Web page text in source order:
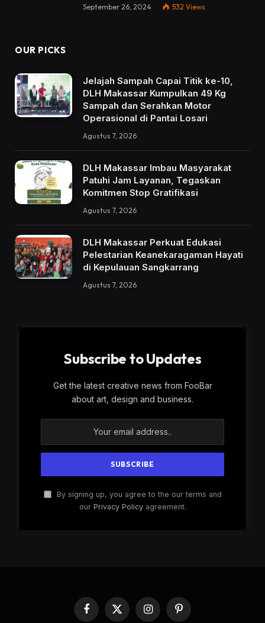
September 26, 2024 532 Views
OUR PICKS
Jelajah Sampah Capai Titik ke-10,
DLH Makassar Kumpulkan 49 Kg
Sampah dan Serahkan Motor
Operasional di Pantai Losari
Agustus 7, 2026
DLH Makassar Imbau Masyarakat
Patuhi Jam Layanan, Tegaskan
Komitmen Stop Gratifikasi
Agustus 7, 2026
DLH Makassar Perkuat Edukasi
Pelestarian Keanekaragaman Hayati
di Kepulauan Sangkarrang
Agustus 7, 2026
Subscribe to Updates
Get the latest creative news from FooBar
about art, design and business.
By signing up, you agree to the our terms and
our Privacy Policyagreement.
Facebook
X
InstagramPinterest